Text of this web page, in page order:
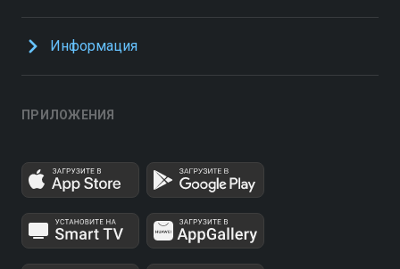
Информация
ПРИЛОЖЕНИЯ